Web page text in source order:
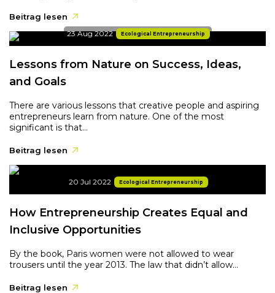
Beitrag lesen
23 Aug 2022 Ecological Entrepreneurship
Lessons from Nature on Success, Ideas,
and Goals
There are various lessons that creative people and aspiring
entrepreneurs learn from nature. One of the most
significant is that...
Beitrag lesen
20 Jul 2022 Ecological Entrepreneurship
How Entrepreneurship Creates Equal and
Inclusive Opportunities
By the book, Paris women were not allowed to wear
trousers until the year 2013. The law that didn’t allow...
Beitrag lesen